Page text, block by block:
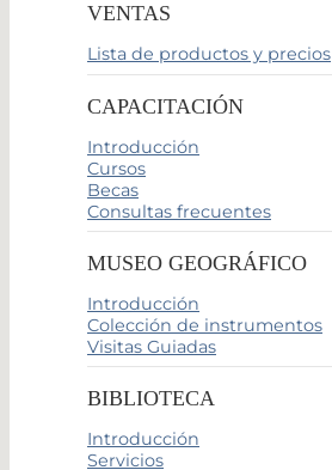
VENTAS
Lista de productos y precios
CAPACITACIÓN
Introducción
Cursos
Becas
Consultas frecuentes
MUSEO GEOGRÁFICO
Introducción
Colección de instrumentos
Visitas Guiadas
BIBLIOTECA
Introducción
Servicios